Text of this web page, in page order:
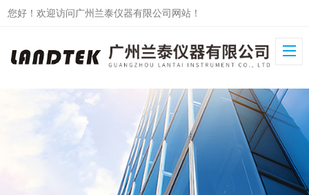
您好！欢迎访问广州兰泰仪器有限公司网站！